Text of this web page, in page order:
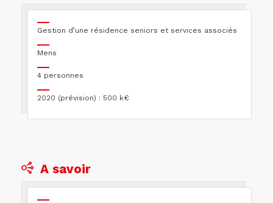
Gestion d’une résidence seniors et services associés
Mens
4 personnes
2020 (prévision) : 500 k€
A savoir